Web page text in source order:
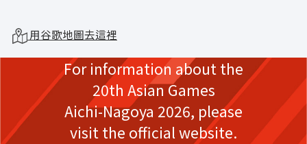
用谷歌地圖去這裡
For information about the
20th Asian Games
Aichi-Nagoya 2026, please
visit the official website.